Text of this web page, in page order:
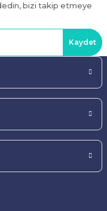
bizi takip etmeye
Kaydet